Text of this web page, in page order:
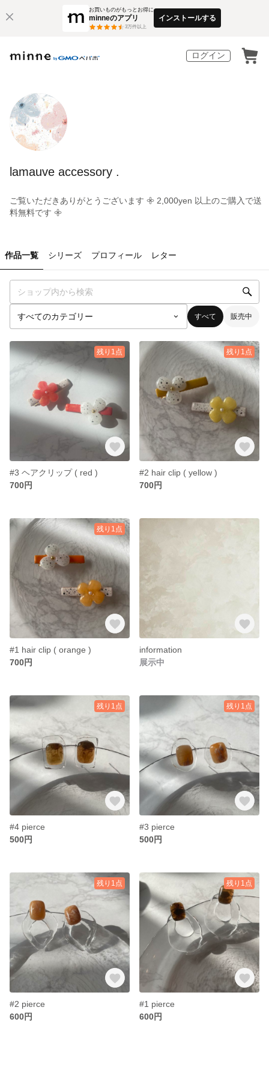
お買いものがもっとお得に
minneのアプリ
3万件以上
インストールする
ログイン
lamauve accessory .
ご覧いただきありがとうございます 𖧷 2,000yen 以上のご購入で送
料無料です 𖧷
作品一覧 シリーズ プロフィール レター
すべて 販売中
残り1点
#3 ヘアクリップ ( red )
700円
残り1点
#2 hair clip ( yellow )
700円
残り1点
#1 hair clip ( orange )
700円
information
展示中
残り1点
#4 pierce
500円
残り1点
#3 pierce
500円
残り1点
#2 pierce
600円
残り1点
#1 pierce
600円